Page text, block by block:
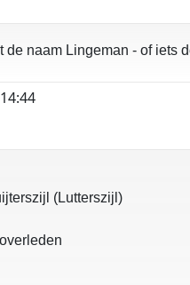
de naam Lingeman - of iets
(Lutterszijl)